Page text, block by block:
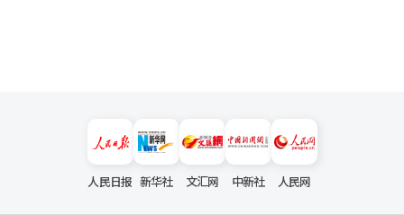
人民日报 新华社 文汇网 中新社 人民网